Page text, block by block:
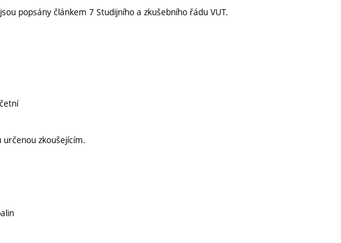
popsány článkem 7 Studijního a zkušebního řádu VUT.
zkoušejícím.